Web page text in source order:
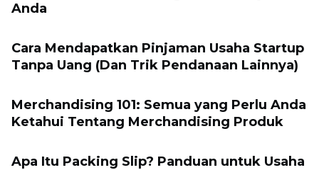
Anda
Cara Mendapatkan Pinjaman Usaha Startup
Tanpa Uang (Dan Trik Pendanaan Lainnya)
Merchandising 101: Semua yang Perlu Anda
Ketahui Tentang Merchandising Produk
Apa Itu Packing Slip? Panduan untuk Usaha